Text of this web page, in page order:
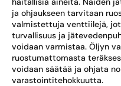
ja ohjaukseen tarvitaan
valmistettuja venttiilejä,
turvallisuus ja
voidaan varmistaa. Öljyn
ruostumattomasta
voidaan säätää ja ohjata
varastointitehokkuutta.